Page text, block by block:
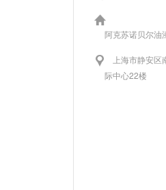
阿克苏诺贝尔油
上海市静安
际中心22楼